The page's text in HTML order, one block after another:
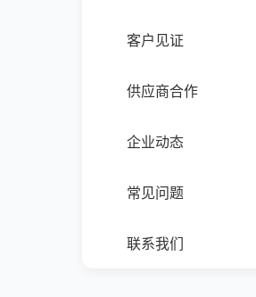
客户见证
供应商合作
企业动态
常见问题
联系我们